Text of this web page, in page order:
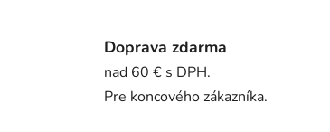
Doprava zdarma
nad 60 € s DPH.
Pre koncového zákazníka.